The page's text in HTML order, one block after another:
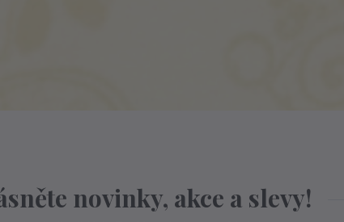
novinky, akce a slevy!